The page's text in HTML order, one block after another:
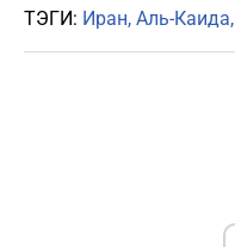
ТЭГИ: Иран Аль-Каида